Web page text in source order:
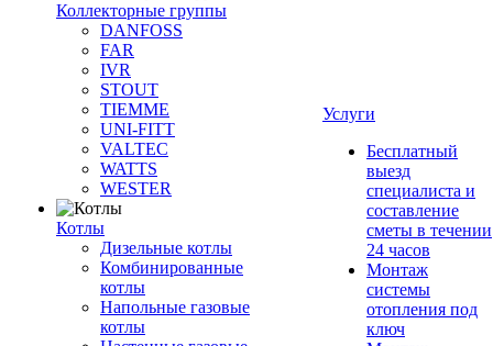
Коллекторные группы
DANFOSS
FAR
IVR
STOUT
TIEMME
UNI-FITT
VALTEC
WATTS
WESTER
Котлы
Дизельные котлы
Комбинированные
котлы
Напольные газовые
котлы
Услуги
Бесплатный
выезд
специалиста и
составление
сметы в течении
24 часов
Монтаж
системы
отопления под
ключ